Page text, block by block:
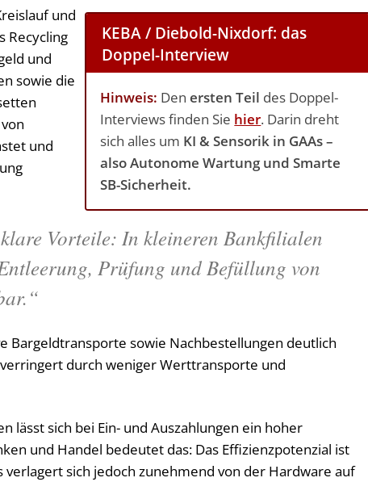
KEBA / Diebold-Nixdorf: das
Doppel-Interview
Hinweis: Denersten Teil des Doppel-
Interviews finden Sie hier. Darin dreht
sich alles um KI & Sensorik in GAAs –
also Autonome Wartung und Smarte
SB-Sicherheit.
und
Recycling
und
sowie die
und
Vorteile: In kleineren Bankfilialen
Prüfung und Befüllung von
Bargeldtransporte sowie Nachbestellungen deutlich
durch weniger Werttransporte und
lässt sich bei Ein- und Auszahlungen ein hoher
und Handel bedeutet das: Das Effizienzpotenzial ist
verlagert sich jedoch zunehmend von der Hardware auf